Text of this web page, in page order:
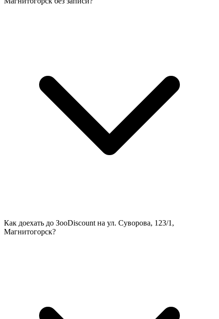
Как доехать до ЗооDiscount на ул. Суворова, 123/1,
Магнитогорск?